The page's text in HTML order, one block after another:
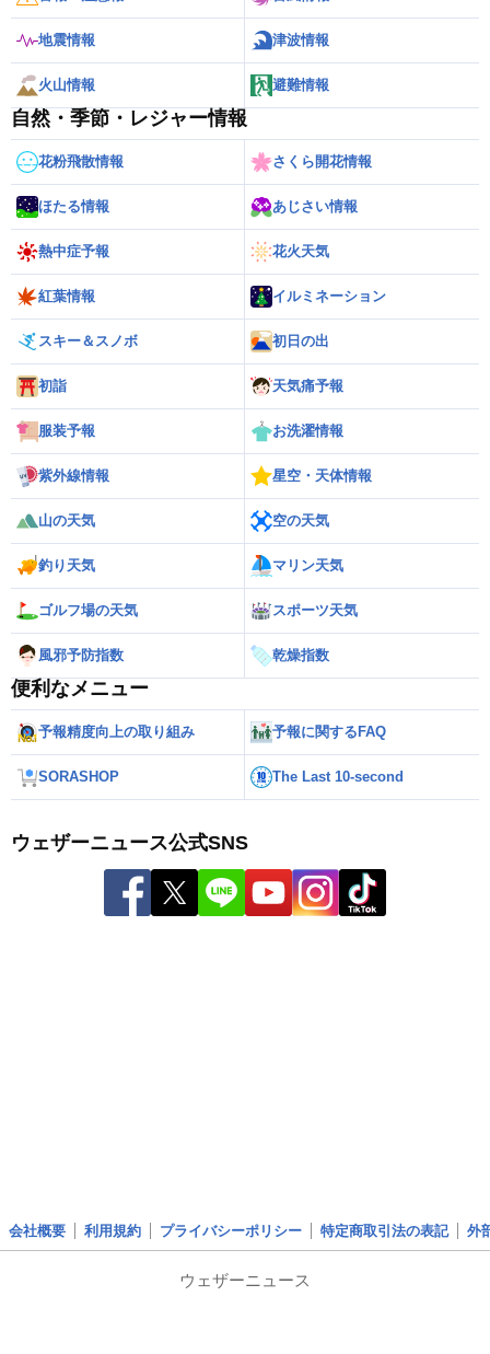
地震情報 津波情報
火山情報 避難情報
自然・季節・レジャー情報
花粉飛散情報 さくら開花情報
ほたる情報 あじさい情報
熱中症予報 花火天気
紅葉情報 イルミネーション
スキー＆スノボ 初日の出
初詣 天気痛予報
服装予報 お洗濯情報
紫外線情報 星空・天体情報
山の天気 空の天気
釣り天気 マリン天気
ゴルフ場の天気 スポーツ天気
風邪予防指数 乾燥指数
便利なメニュー
予報精度向上の取り組み 予報に関するFAQ
SORASHOP The Last 10-second
ウェザーニュース公式SNS
会社概要 利用規約 プライバシーポリシー 特定商取引法の表記 外
ウェザーニュース